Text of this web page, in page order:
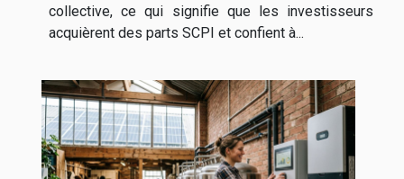
collective, ce qui signifie que les investisseurs
acquièrent des parts SCPI et confient à...